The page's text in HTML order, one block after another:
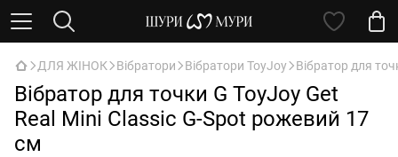
ДЛЯ ЖІНОК Вібратори Вібратори ToyJoy Вібратор для
Вібратор для точки G ToyJoy Get
Real Mini Classic G-Spot рожевий 17
см